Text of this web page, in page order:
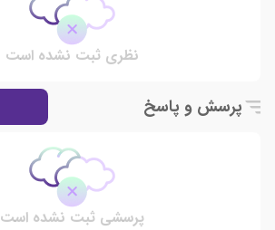
نظری ثبت نشده است
پرسش و پاسخ
پرسشی ثبت نشده است